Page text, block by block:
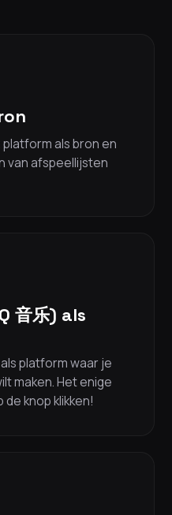
als bron en
van afspeellijsten
音乐) als
platform waar je
maken. Het enige
knop klikken!